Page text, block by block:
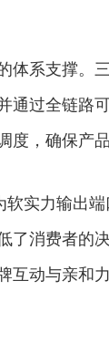
系支撑。
通过全链路
，确保产
软实力输出
了消费者的
动与亲和力